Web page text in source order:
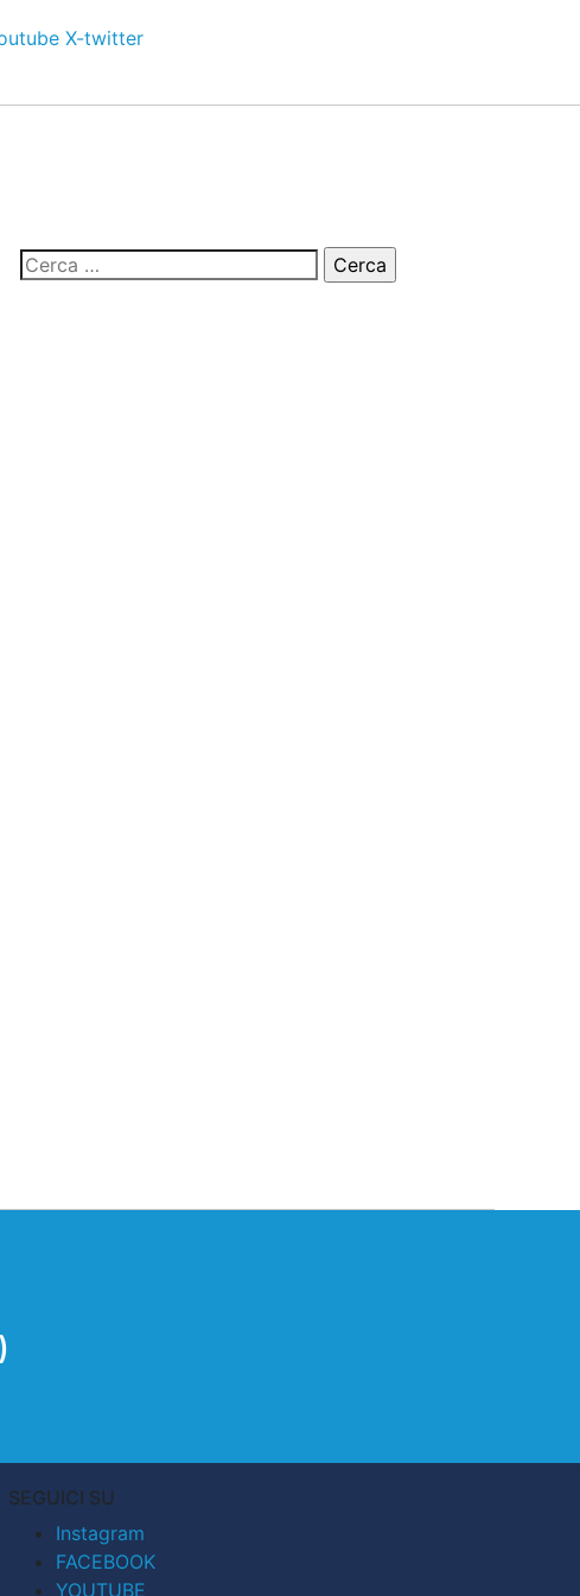
X-twitter
SEGUICI SU
Instagram
FACEBOOK
YOUTUBE